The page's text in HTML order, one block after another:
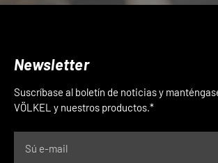
Newsletter
Suscríbase al boletín de noticias y
VÖLKEL y nuestros productos.*